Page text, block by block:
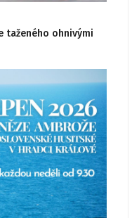
taženého ohnivými